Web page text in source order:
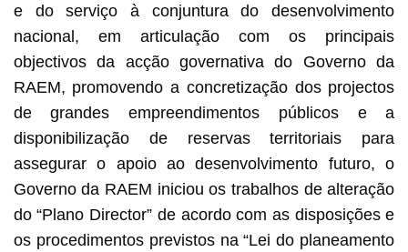
e do serviço à conjuntura do desenvolvimento
nacional, em articulação com os principais
objectivos da acção governativa do Governo da
RAEM, promovendo a concretização dos projectos
de grandes empreendimentos públicos e a
disponibilização de reservas territoriais para
assegurar o apoio ao desenvolvimento futuro, o
Governo da RAEM iniciou os trabalhos de alteração
do “Plano Director” de acordo com as disposições e
os procedimentos previstos na “Lei do planeamento